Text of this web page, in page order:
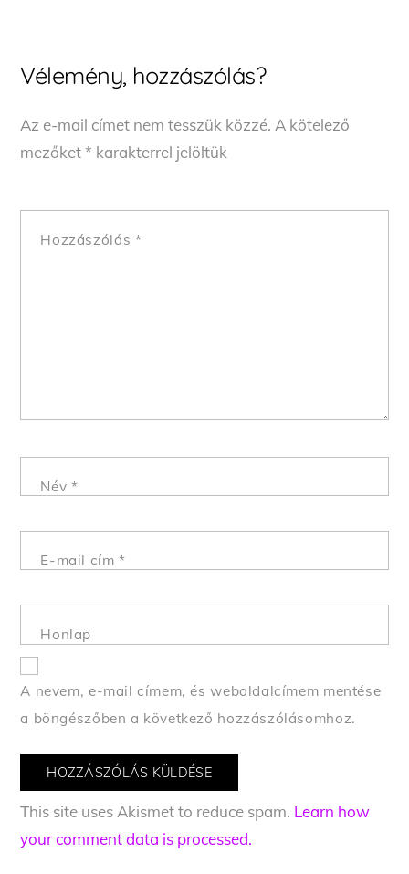
Vélemény, hozzászólás?
Az e-mail címet nem tesszük közzé. A kötelező
mezőket* karakterrel jelöltük
Hozzászólás *
Név *
E-mail cím*
Honlap
A nevem, e-mail címem, és weboldalcímem mentése
a böngészőben a következő hozzászólásomhoz.
This site uses Akismet to reduce spam. Learn how
your comment data is processed.